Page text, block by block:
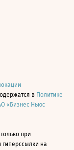
в Политике
«Бизнес Ньюс
при
гиперссылки на